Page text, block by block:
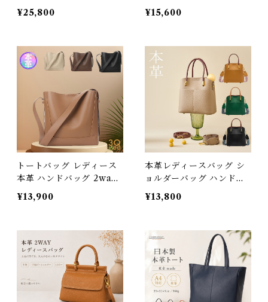
型押し ハンドバッグ ハン
ドメイド 本革鞄 ショルダ
合う 母の日 ギフト プレゼ
ント 送料無料 237170_ee
¥25,800
きめ 軽い 牛革 ハンドバッ
グ 斜めがけ ショルダーバ
量 ブランド 軽量 ビジネス
スクエア ファスナー付き
レザー かばん ポケット 豊
富 柔らかい 自立 ギフト
プレゼント 3Qee 392522
¥15,600
トートバッグ レディース
本革 ハンドバッグ 2way
ショルダーバッグ 斜めが
け 大人 軽量 小さめ ミニ
ハンドメイド ファスナー
付き 通勤 通学 旅行 おし
ゃれ かわいい ギフト プレ
ゼント 3Qee 282389_b
w
¥13,900
本革レディースバッグ シ
ョルダーバッグ ハンドバ
ッグ 本革 ハンドメイド バ
ッグ 送料無料 母の日 プレ
¥13,800